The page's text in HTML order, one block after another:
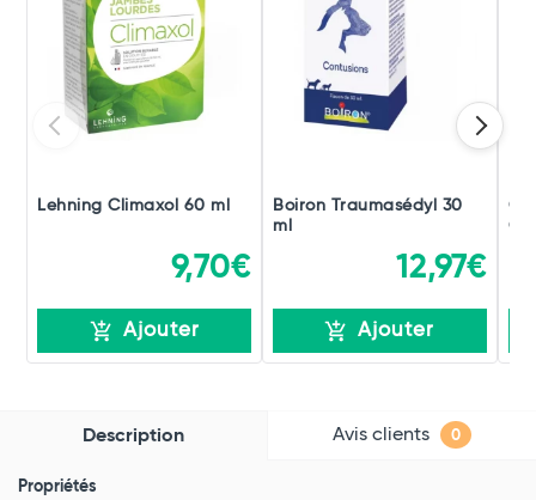
Lehning Climaxol 60 ml
9,70€
Ajouter
Boiron Traumasédyl 30
ml
12,97€
Ajouter
Description Avis clients 0
Propriétés